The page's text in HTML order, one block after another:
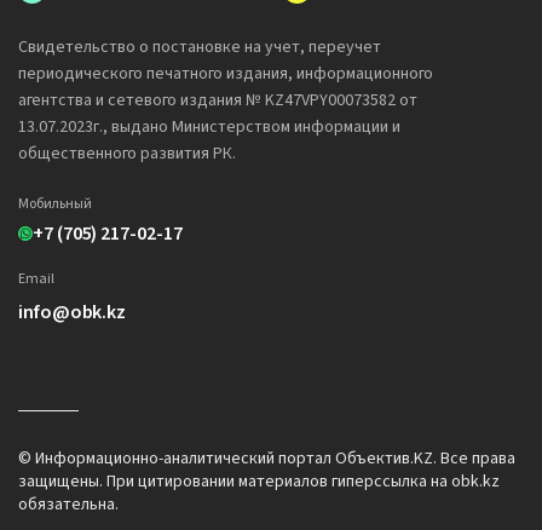
Свидетельство о постановке на учет, переучет
периодического печатного издания, информационного
агентства и сетевого издания № KZ47VPY00073582 от
13.07.2023г., выдано Министерством информации и
общественного развития РК.
Мобильный
+7 (705) 217-02-17
Email
info@obk.kz
© Информационно-аналитический портал Объектив.KZ. Все права
защищены. При цитировании материалов гиперссылка на obk.kz
обязательна.